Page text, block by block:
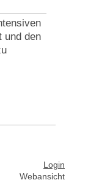
und den
Login
Webansicht